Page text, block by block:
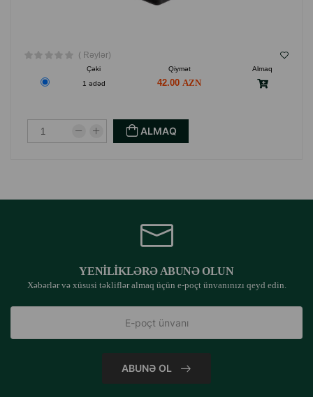
( Rəylər)
Çəki Qiymət
Almaq
1 ədəd
42.00
ALMAQ
YENILIKLƏRƏ ABUNƏ OLUN
Xəbərlər və xüsusi təkliflər almaq üçün e-poçt ünvanınızı qeyd edin.
ABUNƏ OL